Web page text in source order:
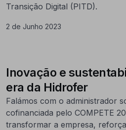
Transição Digital (PITD).
2 de Junho 2023
Inovação e
era da Hidrofer
Falámos com o administrador
cofinanciada pelo COMPETE
transformar a empresa,